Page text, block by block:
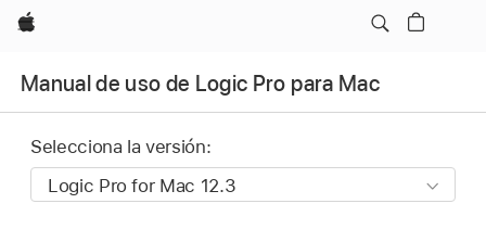
Apple
Manual de uso de Logic Pro para Mac
Selecciona la versión: